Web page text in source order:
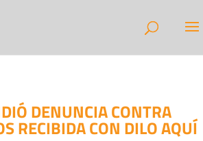
DENUNCIA CONTRA
RECIBIDA CON DILO AQUÍ